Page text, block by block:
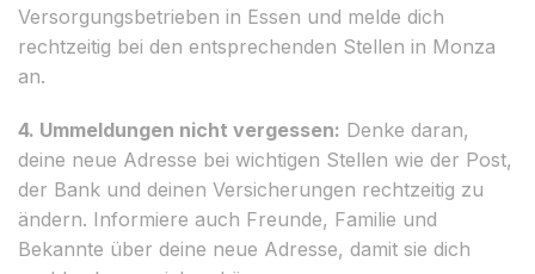
Versorgungsbetrieben in Essen und melde dich
rechtzeitig bei den entsprechenden Stellen in Monza
an.
4. Ummeldungen nicht vergessen: Denke daran,
deine neue Adresse bei wichtigen Stellen wie der Post,
der Bank und deinen Versicherungen rechtzeitig zu
ändern. Informiere auch Freunde, Familie und
Bekannte über deine neue Adresse, damit sie dich